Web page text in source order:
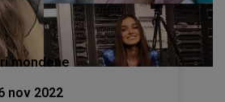
mondene
nov 2022